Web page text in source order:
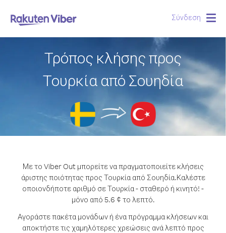
Σύνδεση
Τρόπος κλήσης προς
Τουρκία από Σουηδία
Με το Viber Out μπορείτε να πραγματοποιείτε κλήσεις
άριστης ποιότητας προς Τουρκία από Σουηδία.Καλέστε
οποιονδήποτε αριθμό σε Τουρκία - σταθερό ή κινητό! -
μόνο από 5.6 ¢ το λεπτό.
Αγοράστε πακέτα μονάδων ή ένα πρόγραμμα κλήσεων και
αποκτήστε τις χαμηλότερες χρεώσεις ανά λεπτό προς